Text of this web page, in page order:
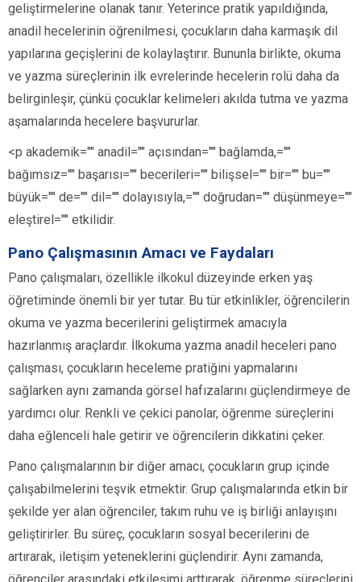
geliştirmelerine olanak tanır. Yeterince pratik yapıldığında,
anadil hecelerinin öğrenilmesi, çocukların daha karmaşık dil
yapılarına geçişlerini de kolaylaştırır. Bununla birlikte, okuma
ve yazma süreçlerinin ilk evrelerinde hecelerin rolü daha da
belirginleşir, çünkü çocuklar kelimeleri akılda tutma ve yazma
aşamalarında hecelere başvururlar.
<p akademik="" anadil="" açısından="" bağlamda,=""
bağımsız="" başarısı="" becerileri="" bilişsel="" bir="" bu=""
büyük="" de="" dil="" dolayısıyla,="" doğrudan="" düşünmeye=""
eleştirel="" etkilidir.
Pano Çalışmasının Amacı ve Faydaları
Pano çalışmaları, özellikle ilkokul düzeyinde erken yaş
öğretiminde önemli bir yer tutar. Bu tür etkinlikler, öğrencilerin
okuma ve yazma becerilerini geliştirmek amacıyla
hazırlanmış araçlardır. İlkokuma yazma anadil heceleri pano
çalışması, çocukların heceleme pratiğini yapmalarını
sağlarken aynı zamanda görsel hafızalarını güçlendirmeye de
yardımcı olur. Renkli ve çekici panolar, öğrenme süreçlerini
daha eğlenceli hale getirir ve öğrencilerin dikkatini çeker.
Pano çalışmalarının bir diğer amacı, çocukların grup içinde
çalışabilmelerini teşvik etmektir. Grup çalışmalarında etkin bir
şekilde yer alan öğrenciler, takım ruhu ve iş birliği anlayışını
geliştirirler. Bu süreç, çocukların sosyal becerilerini de
artırarak, iletişim yeteneklerini güçlendirir. Aynı zamanda,